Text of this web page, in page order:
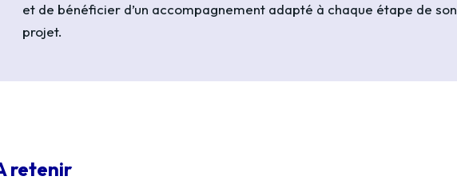
et de bénéficier d’un accompagnement adapté à chaque étape de son
projet.
retenir